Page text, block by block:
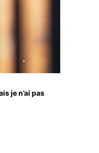
je n’ai pas